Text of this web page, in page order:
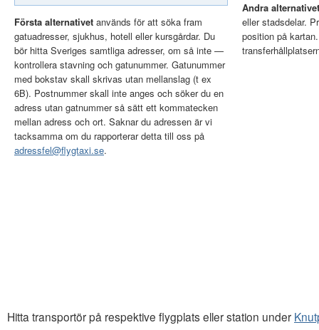
Första alternativet används för att söka fram
gatuadresser, sjukhus, hotell eller kursgårdar. Du
bör hitta Sveriges samtliga adresser, om så inte —
kontrollera stavning och gatunummer. Gatunummer
med bokstav skall skrivas utan mellanslag (t ex
6B). Postnummer skall inte anges och söker du en
adress utan gatnummer så sätt ett kommatecken
mellan adress och ort. Saknar du adressen är vi
tacksamma om du rapporterar detta till oss på
adressfel@flygtaxi.se.
Andra alternativet
eller stadsdelar.
position på
Hitta transportör på respektive flygplats eller station under